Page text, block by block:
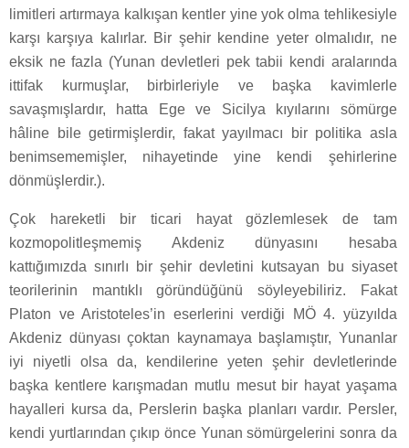
limitleri artırmaya kalkışan kentler yine yok olma tehlikesiyle
karşı karşıya kalırlar. Bir şehir kendine yeter olmalıdır, ne
eksik ne fazla (Yunan devletleri pek tabii kendi aralarında
ittifak kurmuşlar, birbirleriyle ve başka kavimlerle
savaşmışlardır, hatta Ege ve Sicilya kıyılarını sömürge
hâline bile getirmişlerdir, fakat yayılmacı bir politika asla
benimsememişler, nihayetinde yine kendi şehirlerine
dönmüşlerdir.).
Çok hareketli bir ticari hayat gözlemlesek de tam
kozmopolitleşmemiş Akdeniz dünyasını hesaba
kattığımızda sınırlı bir şehir devletini kutsayan bu siyaset
teorilerinin mantıklı göründüğünü söyleyebiliriz. Fakat
Platon ve Aristoteles’in eserlerini verdiği MÖ 4. yüzyılda
Akdeniz dünyası çoktan kaynamaya başlamıştır, Yunanlar
iyi niyetli olsa da, kendilerine yeten şehir devletlerinde
başka kentlere karışmadan mutlu mesut bir hayat yaşama
hayalleri kursa da, Perslerin başka planları vardır. Persler,
kendi yurtlarından çıkıp önce Yunan sömürgelerini sonra da